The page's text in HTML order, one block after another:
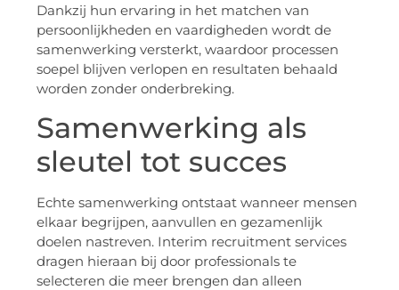
Dankzij hun ervaring in het matchen van
persoonlijkheden en vaardigheden wordt de
samenwerking versterkt, waardoor processen
soepel blijven verlopen en resultaten behaald
worden zonder onderbreking.
Samenwerking als
sleutel tot succes
Echte samenwerking ontstaat wanneer mensen
elkaar begrijpen, aanvullen en gezamenlijk
doelen nastreven. Interim recruitment services
dragen hieraan bij door professionals te
selecteren die meer brengen dan alleen